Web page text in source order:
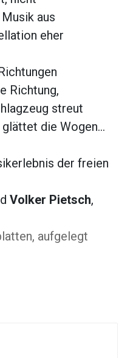
aus
eher
Richtung,
streut
die Wogen…
der freien
Volker Pietsch,
aufgelegt